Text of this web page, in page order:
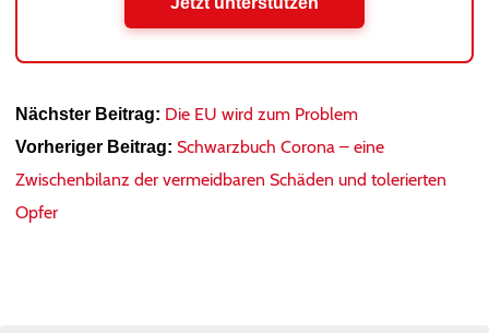
Nächster Beitrag: Die EU wird zum Problem
Vorheriger Beitrag: Schwarzbuch Corona – eine
Zwischenbilanz der vermeidbaren Schäden und tolerierten
Opfer